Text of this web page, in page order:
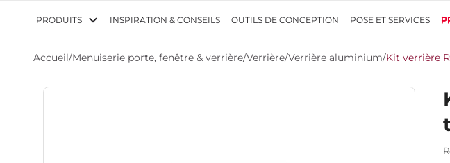
PRODUITS INSPIRATION & CONSEILS OUTILS DE CONCEPTION POSE ET SERVICES
Accueil/Menuiserie porte, fenêtre & verrière/Verrière/Verrière aluminium/Kit verrière